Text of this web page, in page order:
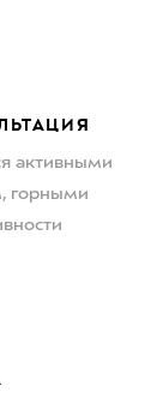
активными
горными